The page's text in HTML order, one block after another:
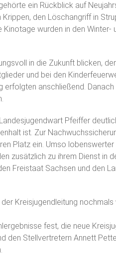
ein Rückblick auf
den Löschangriff in
wurden in den Winter-
in die Zukunft blicken,
und bei den
anschließend.
Pfeiffer
ist. Zur
Platz ein. Umso
zusätzlich zu ihrem Dienst in
Freistaat Sachsen und den
Kreisjugendleitung
fest, die neue
den Stellvertretern Annett